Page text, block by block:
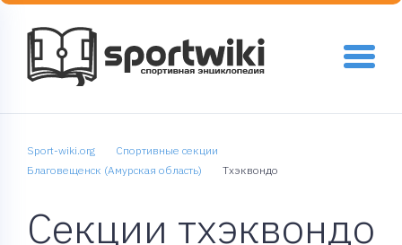
Sport-wiki.org
Спортивные секции
Благовещенск (Амурская область)
Тхэквондо
Секции тхэквондо